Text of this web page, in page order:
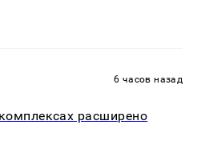
6 часов назад
расширено